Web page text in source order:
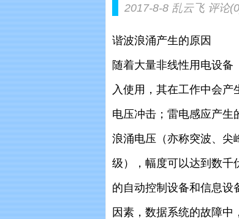
2017-8-8 乱云飞 评论
谐波浪涌产生的原因
随着大量非线性用电设
入使用，其在工作中会
电压冲击；雷电感应产生
浪涌电压（亦称突波、尖
级），幅度可以达到数千
的自动控制设备和信息设
因素，数据系统的故障